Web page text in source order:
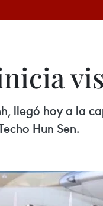
llegó hoy a la
Hun Sen.